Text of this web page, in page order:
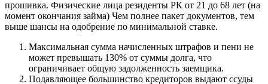
прошивка. Физические лица резиденты РК от 21 до 68 лет (на
момент окончания займа) Чем полнее пакет документов, тем
выше шансы на одобрение по минимальной ставке.
Максимальная сумма начисленных штрафов и пени не
может превышать 130% от суммы долга, что
ограничивает общую задолженность заемщика.
Подавляющее большинство кредиторов выдают ссуды